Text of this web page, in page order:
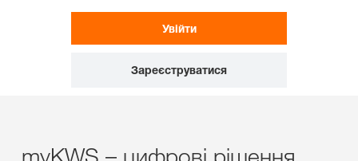
Увійти
Зареєструватися